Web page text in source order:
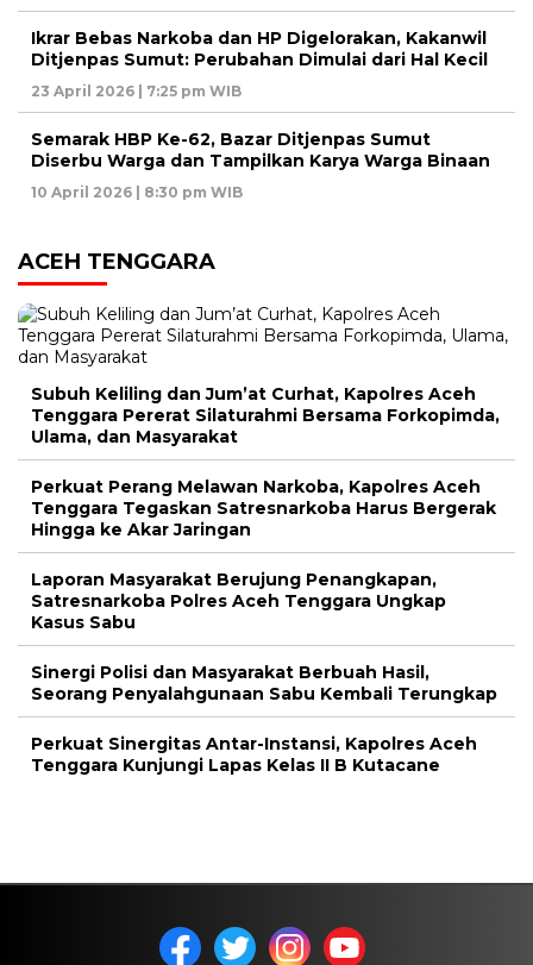
Ikrar Bebas Narkoba dan HP Digelorakan, Kakanwil
Ditjenpas Sumut: Perubahan Dimulai dari Hal Kecil
23 April 2026 | 7:25 pm WIB
Semarak HBP Ke-62, Bazar Ditjenpas Sumut
Diserbu Warga dan Tampilkan Karya Warga Binaan
10 April 2026 | 8:30 pm WIB
ACEH TENGGARA
Subuh Keliling dan Jum’at Curhat, Kapolres Aceh
Tenggara Pererat Silaturahmi Bersama Forkopimda,
Ulama, dan Masyarakat
Perkuat Perang Melawan Narkoba, Kapolres Aceh
Tenggara Tegaskan Satresnarkoba Harus Bergerak
Hingga ke Akar Jaringan
Laporan Masyarakat Berujung Penangkapan,
Satresnarkoba Polres Aceh Tenggara Ungkap
Kasus Sabu
Sinergi Polisi dan Masyarakat Berbuah Hasil,
Seorang Penyalahgunaan Sabu Kembali Terungkap
Perkuat Sinergitas Antar-Instansi, Kapolres Aceh
Tenggara Kunjungi Lapas Kelas II B Kutacane